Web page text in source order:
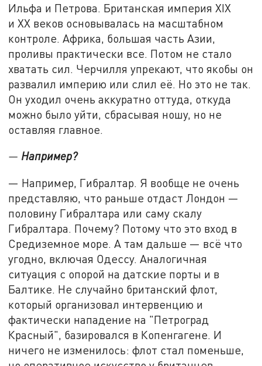
Ильфа и Петрова. Британская империя XIX
и XX веков основывалась на масштабном
контроле. Африка, большая часть Азии,
проливы практически все. Потом не стало
хватать сил. Черчилля упрекают, что якобы он
развалил империю или слил её. Но это не так.
Он уходил очень аккуратно оттуда, откуда
можно было уйти, сбрасывая ношу, но не
оставляя главное.
— Например?
— Например, Гибралтар. Я вообще не очень
представляю, что раньше отдаст Лондон —
половину Гибралтара или саму скалу
Гибралтара. Почему? Потому что это вход в
Средиземное море. А там дальше — всё что
угодно, включая Одессу. Аналогичная
ситуация с опорой на датские порты и в
Балтике. Не случайно британский флот,
который организовал интервенцию и
фактически нападение на "Петроград
Красный", базировался в Копенгагене. И
ничего не изменилось: флот стал поменьше,